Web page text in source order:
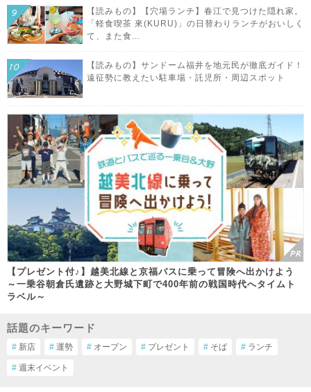
【読みもの】【穴場ランチ】春江で見つけた隠れ家。
「軽食喫茶 來(KURU)」の日替わりランチがおいしく
て、また食...
【読みもの】サンドーム福井を地元民が徹底ガイド！
遠征勢に教えたい駐車場・託児所・周辺スポット
【プレゼント付♪】越美北線と京福バスに乗って冒険へ出かけよう
～一乗谷朝倉氏遺跡と大野城下町で400年前の戦国時代へタイムト
ラベル～
話題のキーワード
# 新店 # 運勢 # オープン # プレゼント # そば # ランチ
# 週末イベント